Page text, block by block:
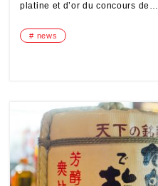
platine et d’or du concours de…
news